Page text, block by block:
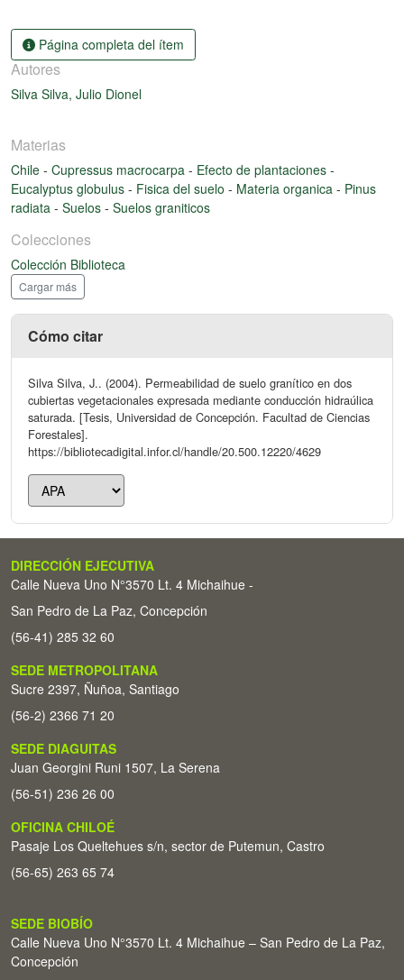
Página completa del ítem
Autores
Silva Silva, Julio Dionel
Materias
Chile - Cupressus macrocarpa - Efecto de plantaciones -
Eucalyptus globulus - Fisica del suelo - Materia organica - Pinus
radiata - Suelos - Suelos graniticos
Colecciones
Colección Biblioteca
Cargar más
Cómo citar
Silva Silva, J.. (2004). Permeabilidad de suelo granítico en dos
cubiertas vegetacionales expresada mediante conducción hidraúlica
saturada. [Tesis, Universidad de Concepción. Facultad de Ciencias
Forestales].
https://bibliotecadigital.infor.cl/handle/20.500.12220/4629
DIRECCIÓN EJECUTIVA
Calle Nueva Uno N°3570 Lt. 4 Michaihue -
San Pedro de La Paz, Concepción
(56-41) 285 32 60
SEDE METROPOLITANA
Sucre 2397, Ñuñoa, Santiago
(56-2) 2366 71 20
SEDE DIAGUITAS
Juan Georgini Runi 1507, La Serena
(56-51) 236 26 00
OFICINA CHILOÉ
Pasaje Los Queltehues s/n, sector de Putemun, Castro
(56-65) 263 65 74
SEDE BIOBÍO
Calle Nueva Uno N°3570 Lt. 4 Michaihue – San Pedro de La Paz,
Concepción